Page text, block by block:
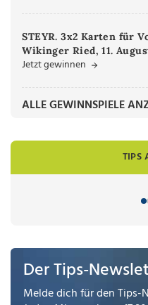
STEYR. 3x2 Karten für
Wikinger Ried, 11.
Jetzt gewinnen
ALLE GEWINNSPIELE
TIPS
Der Tips-
Melde dich für den Tips-